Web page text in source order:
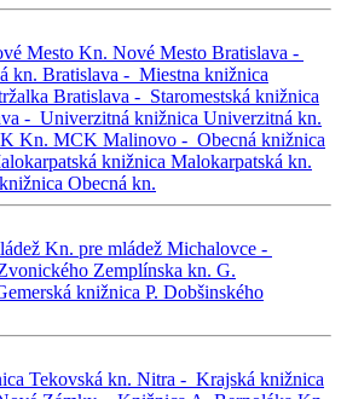
Mesto Kn. Nové Mesto Bratislava -
kn. Bratislava - Miestna knižnica
Bratislava - Staromestská knižnica
- Univerzitná knižnica Univerzitná kn.
Kn. MCK Malinovo - Obecná knižnica
knižnica Malokarpatská kn.
Obecná kn.
Kn. pre mládež Michalovce -
Zemplínska kn. G.
knižnica P. Dobšinského
Tekovská kn. Nitra - Krajská knižnica